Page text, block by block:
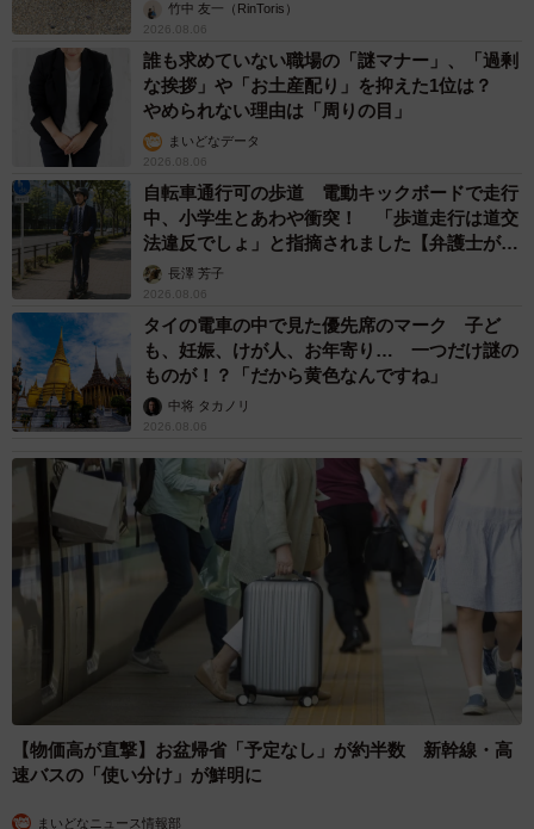
竹中 友一（RinToris）
2026.08.06
誰も求めていない職場の「謎マナー」、「過剰
な挨拶」や「お土産配り」を抑えた1位は？
やめられない理由は「周りの目」
まいどなデータ
2026.08.06
自転車通行可の歩道 電動キックボードで走行
中、小学生とあわや衝突！ 「歩道走行は道交
法違反でしょ」と指摘されました【弁護士が解
説】長澤 芳子
2026.08.06
タイの電車の中で見た優先席のマーク 子ど
も、妊娠、けが人、お年寄り… 一つだけ謎の
ものが！？「だから黄色なんですね」
中将 タカノリ
2026.08.06
【物価高が直撃】お盆帰省「予定なし」が約半数 新幹線・高
速バスの「使い分け」が鮮明に
まいどなニュース情報部